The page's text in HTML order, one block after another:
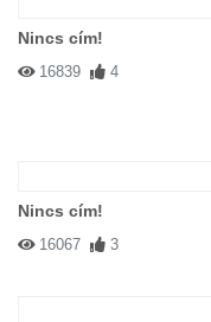
Nincs cím!
16839 4
Nincs cím!
16067 3